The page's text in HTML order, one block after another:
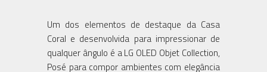
Um dos elementos de destaque da Casa
Coral e desenvolvida para impressionar de
qualquer ângulo é a LG OLED Objet Collection,
Posé para compor ambientes com elegância